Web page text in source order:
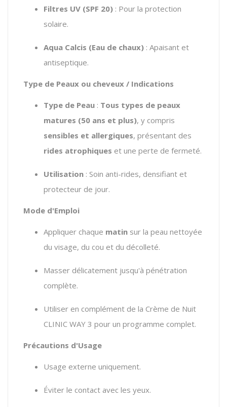
Filtres UV (SPF 20) : Pour la protection
solaire.
Aqua Calcis (Eau de chaux) : Apaisant et
antiseptique.
Type de Peaux ou cheveux / Indications
Type de Peau : Tous types de peaux
matures (50 ans et plus), y compris
sensibles et allergiques, présentant des
rides atrophiques et une perte de fermeté.
Utilisation : Soin anti-rides, densifiant et
protecteur de jour.
Mode d'Emploi
Appliquer chaque matin sur la peau nettoyée
du visage, du cou et du décolleté.
Masser délicatement jusqu'à pénétration
complète.
Utiliser en complément de la Crème de Nuit
CLINIC WAY 3 pour un programme complet.
Précautions d'Usage
Usage externe uniquement.
Éviter le contact avec les yeux.